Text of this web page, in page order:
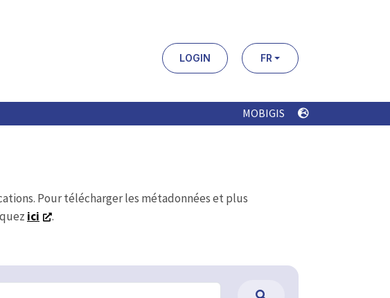
LOGIN FR
MOBIGIS
Pour télécharger les métadonnées et plus
ici .